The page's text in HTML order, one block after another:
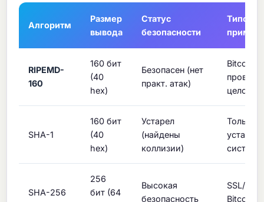
Алгоритм
Размер
вывода
Статус
безопасности
Типовое
RIPEMD-
160
160 бит
(40
hex)
Безопасен (нет
практ. атак)
Bitcoin,
SHA-1
160 бит
(40
hex)
Устарел
(найдены
коллизии)
Только
системы
SHA-256
256
бит (64
Высокая
безопасность
SSL/
Bitcoin